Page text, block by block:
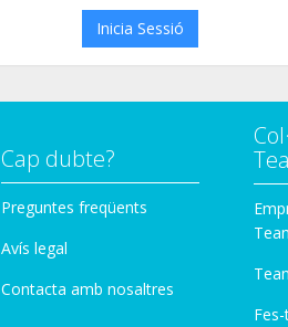
Inicia Sessió
Cap dubte?
Preguntes freqüents
Avís legal
Contacta amb nosaltres